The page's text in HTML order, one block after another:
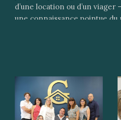
d’une location ou d’un viager
une connaissance pointue
Biens en viager à
les-Plages ?
prestations